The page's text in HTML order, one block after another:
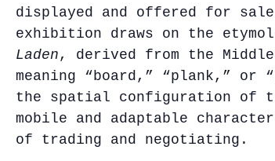
displayed and offered for
exhibition draws on the
Laden , derived from the Middle
meaning “board,” “plank,”
the spatial configuration of
mobile and adaptable
of trading and negotiating.